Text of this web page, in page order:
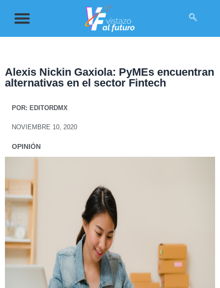
Alexis Nickin Gaxiola: PyMEs encuentran
alternativas en el sector Fintech
POR: EDITORDMX
NOVIEMBRE 10, 2020
OPINIÓN